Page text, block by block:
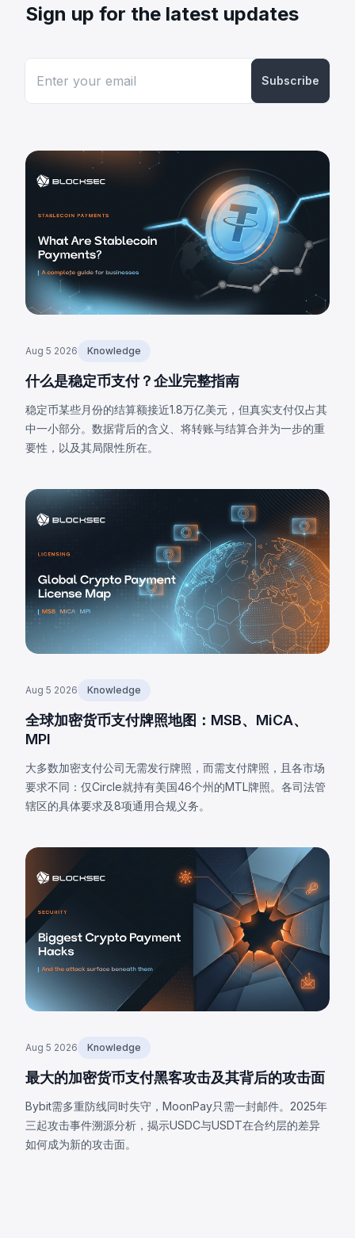
Sign up for the latest updates
Subscribe
Aug 5 2026 Knowledge
什么是稳定币支付？企业完整指南
稳定币某些月份的结算额接近1.8万亿美元，但真实支付仅占其
中一小部分。数据背后的含义、将转账与结算合并为一步的重
要性，以及其局限性所在。
Aug 5 2026 Knowledge
全球加密货币支付牌照地图：MSB、MiCA、
MPI
大多数加密支付公司无需发行牌照，而需支付牌照，且各市场
要求不同：仅Circle就持有美国46个州的MTL牌照。各司法管
辖区的具体要求及8项通用合规义务。
Aug 5 2026 Knowledge
最大的加密货币支付黑客攻击及其背后的攻击面
Bybit需多重防线同时失守，MoonPay只需一封邮件。2025年
三起攻击事件溯源分析，揭示USDC与USDT在合约层的差异
如何成为新的攻击面。